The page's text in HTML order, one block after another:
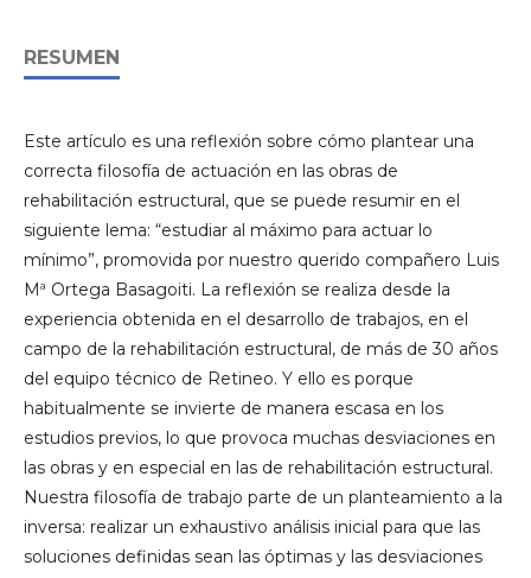
RESUMEN
Este artículo es una reflexión sobre cómo plantear una
correcta filosofía de actuación en las obras de
rehabilitación estructural, que se puede resumir en el
siguiente lema: “estudiar al máximo para actuar lo
mínimo”, promovida por nuestro querido compañero Luis
Mª Ortega Basagoiti. La reflexión se realiza desde la
experiencia obtenida en el desarrollo de trabajos, en el
campo de la rehabilitación estructural, de más de 30 años
del equipo técnico de Retineo. Y ello es porque
habitualmente se invierte de manera escasa en los
estudios previos, lo que provoca muchas desviaciones en
las obras y en especial en las de rehabilitación estructural.
Nuestra filosofía de trabajo parte de un planteamiento a la
inversa: realizar un exhaustivo análisis inicial para que las
soluciones definidas sean las óptimas y las desviaciones